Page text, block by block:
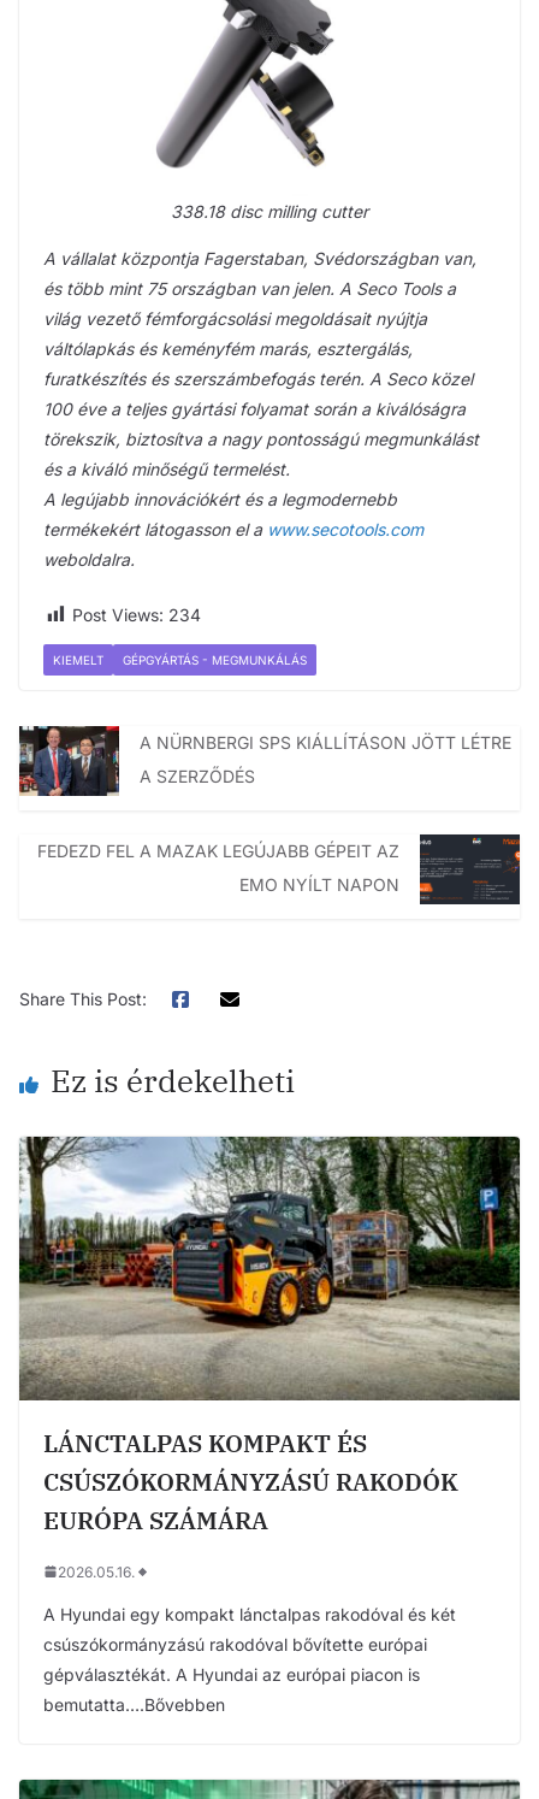
338.18 disc milling cutter
A vállalat központja Fagerstaban, Svédországban van,
és több mint 75 országban van jelen. A Seco Tools a
világ vezető fémforgácsolási megoldásait nyújtja
váltólapkás és keményfém marás, esztergálás,
furatkészítés és szerszámbefogás terén. A Seco közel
100 éve a teljes gyártási folyamat során a kiválóságra
törekszik, biztosítva a nagy pontosságú megmunkálást
és a kiváló minőségű termelést.
A legújabb innovációkért és a legmodernebb
termékekért látogasson el a www.secotools.com
weboldalra.
Post Views: 234
KIEMELT GÉPGYÁRTÁS - MEGMUNKÁLÁS
A NÜRNBERGI SPS KIÁLLÍTÁSON JÖTT LÉTRE
A SZERZŐDÉS
FEDEZD FEL A MAZAK LEGÚJABB GÉPEIT AZ
EMO NYÍLT NAPON
Share This Post:
Ez is érdekelheti
LÁNCTALPAS KOMPAKT ÉS
CSÚSZÓKORMÁNYZÁSÚ RAKODÓK
EURÓPA SZÁMÁRA
2026.05.16.
A Hyundai egy kompakt lánctalpas rakodóval és két
csúszókormányzású rakodóval bővítette európai
gépválasztékát. A Hyundai az európai piacon is
bemutatta….Bővebben